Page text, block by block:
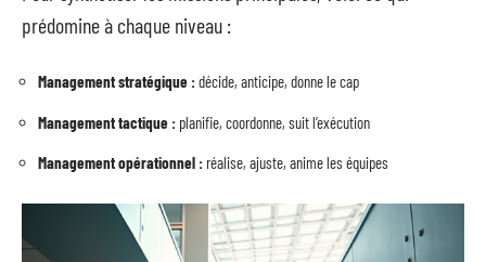
prédomine à chaque niveau :
Management stratégique :décide, anticipe, donne le cap
Management tactique : planifie, coordonne, suit l’exécution
Management opérationnel : réalise, ajuste, anime les équipes